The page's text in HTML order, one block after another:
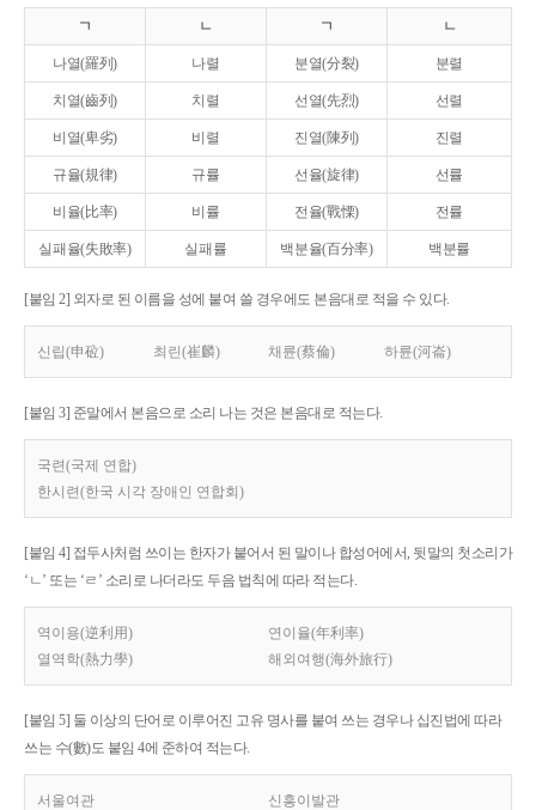
ㄱ ㄴ ㄱ ㄴ
나열(羅列) 나렬 분열(分裂) 분렬
치열(齒列) 치렬 선열(先烈) 선렬
비열(卑劣) 비렬 진열(陳列) 진렬
규율(規律) 규률 선율(旋律) 선률
비율(比率) 비률 전율(戰慄) 전률
실패율(失敗率) 실패률 백분율(百分率) 백분률
[붙임 2] 외자로 된 이름을 성에 붙여 쓸 경우에도 본음대로 적을 수 있다.
신립(申砬) 최린(崔麟) 채륜(蔡倫) 하륜(河崙)
[붙임 3] 준말에서 본음으로 소리 나는 것은 본음대로 적는다.
국련(국제 연합)
한시련(한국 시각 장애인 연합회)
[붙임 4] 접두사처럼 쓰이는 한자가 붙어서 된 말이나 합성어에서, 뒷말의 첫소리가
‘ㄴ’ 또는 ‘ㄹ’ 소리로 나더라도 두음 법칙에 따라 적는다.
역이용(逆利用)
연이율(年利率)
열역학(熱力學)
해외여행(海外旅行)
[붙임 5] 둘 이상의 단어로 이루어진 고유 명사를 붙여 쓰는 경우나 십진법에 따라
쓰는 수(數)도 붙임 4에 준하여 적는다.
서울여관 신흥이발관